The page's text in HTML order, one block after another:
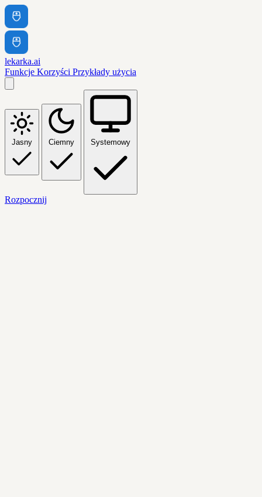
lekarka.ai
Funkcje Korzyści Przykłady użycia
Jasny Ciemny Systemowy
Rozpocznij